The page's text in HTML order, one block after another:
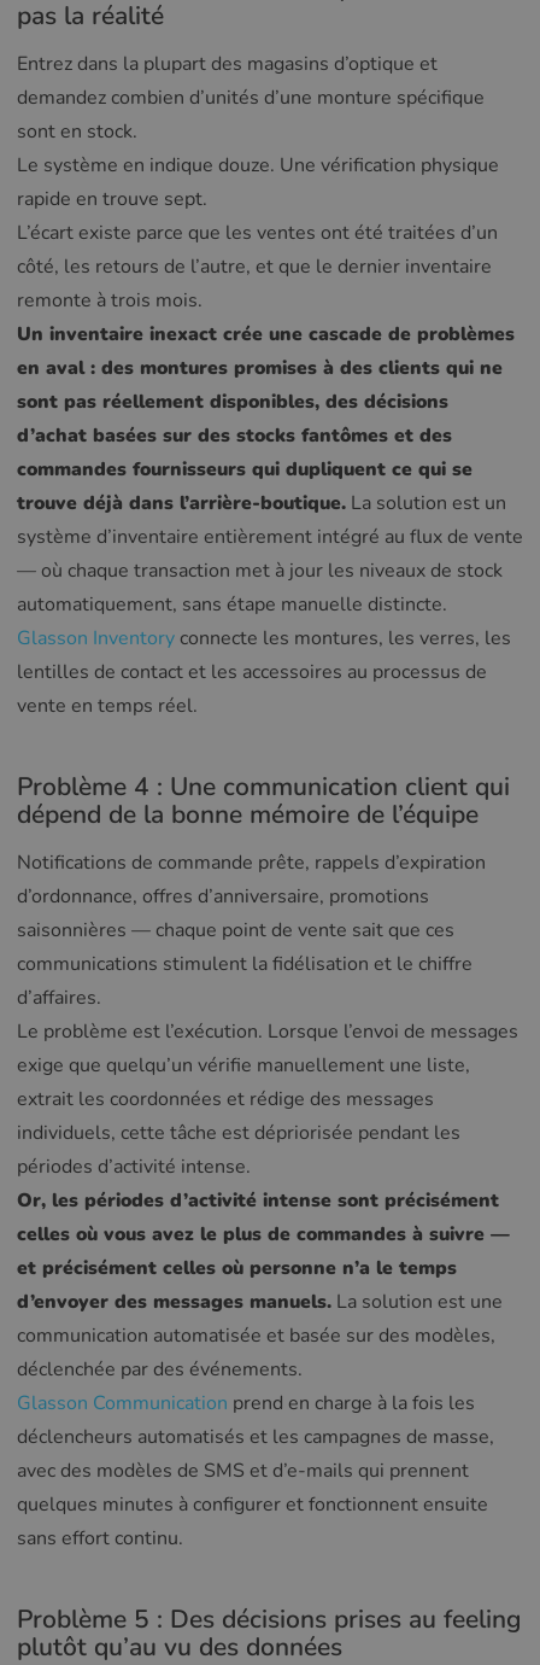
pas la réalité
Entrez dans la plupart des magasins d’optique et
demandez combien d’unités d’une monture spécifique
sont en stock.
Le système en indique douze. Une vérification physique
rapide en trouve sept.
L’écart existe parce que les ventes ont été traitées d’un
côté, les retours de l’autre, et que le dernier inventaire
remonte à trois mois.
Un inventaire inexact crée une cascade de problèmes
en aval : des montures promises à des clients qui ne
sont pas réellement disponibles, des décisions
d’achat basées sur des stocks fantômes et des
commandes fournisseurs qui dupliquent ce qui se
trouve déjà dans l’arrière-boutique. La solution est un
système d’inventaire entièrement intégré au flux de vente
— où chaque transaction met à jour les niveaux de stock
automatiquement, sans étape manuelle distincte.
Glasson Inventory connecte les montures, les verres, les
lentilles de contact et les accessoires au processus de
vente en temps réel.
Problème 4 : Une communication client qui
dépend de la bonne mémoire de l’équipe
Notifications de commande prête, rappels d’expiration
d’ordonnance, offres d’anniversaire, promotions
saisonnières — chaque point de vente sait que ces
communications stimulent la fidélisation et le chiffre
d’affaires.
Le problème est l’exécution. Lorsque l’envoi de messages
exige que quelqu’un vérifie manuellement une liste,
extrait les coordonnées et rédige des messages
individuels, cette tâche est dépriorisée pendant les
périodes d’activité intense.
Or, les périodes d’activité intense sont précisément
celles où vous avez le plus de commandes à suivre —
et précisément celles où personne n’a le temps
d’envoyer des messages manuels. La solution est une
communication automatisée et basée sur des modèles,
déclenchée par des événements.
Glasson Communication prend en charge à la fois les
déclencheurs automatisés et les campagnes de masse,
avec des modèles de SMS et d’e-mails qui prennent
quelques minutes à configurer et fonctionnent ensuite
sans effort continu.
Problème 5 : Des décisions prises au feeling
plutôt qu’au vu des données